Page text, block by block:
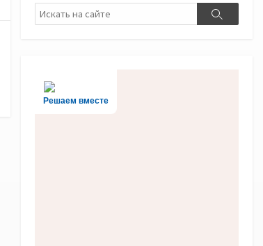
Поиск
Поиск
Решаем вместе